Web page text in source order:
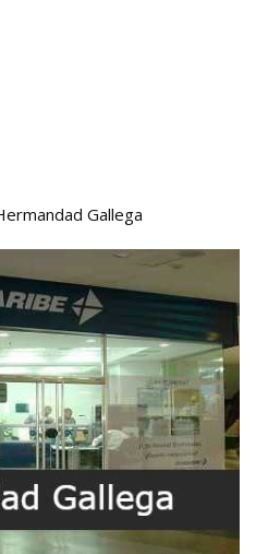
Gallega